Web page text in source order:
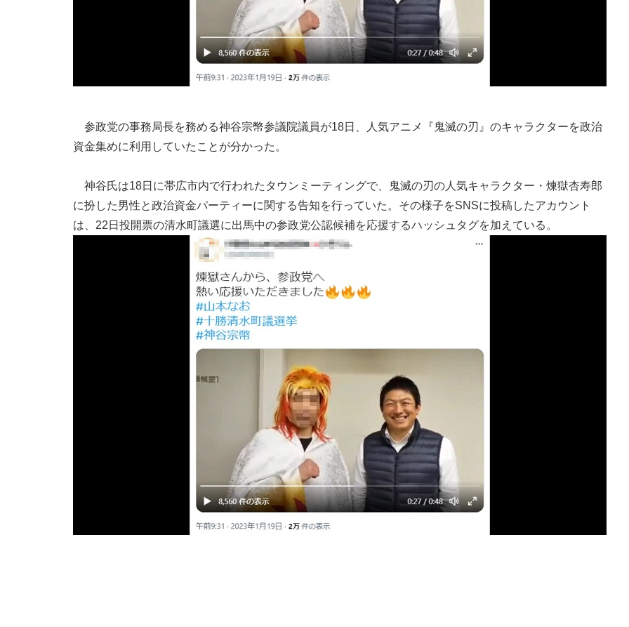
参政党の事務局長を務める神谷宗幣参議院議員が18日、人気アニメ『鬼滅の刃』のキャラクターを政治
資金集めに利用していたことが分かった。
神谷氏は18日に帯広市内で行われたタウンミーティングで、鬼滅の刃の人気キャラクター・煉獄杏寿郎
に扮した男性と政治資金パーティーに関する告知を行っていた。その様子をSNSに投稿したアカウント
は、22日投開票の清水町議選に出馬中の参政党公認候補を応援するハッシュタグを加えている。